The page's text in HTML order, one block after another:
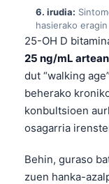
6. irudia:
hasierako
25-OH D
25 ng/mL artean
dut “walking
beherako
konbultsioen
osagarria
Behin, guraso
zuen hanka-
తెలుగు
ગુજરાતી
ಕನ್ನಡ
മലയാളം
Bahasa
Tiếng Việt
Tagalog